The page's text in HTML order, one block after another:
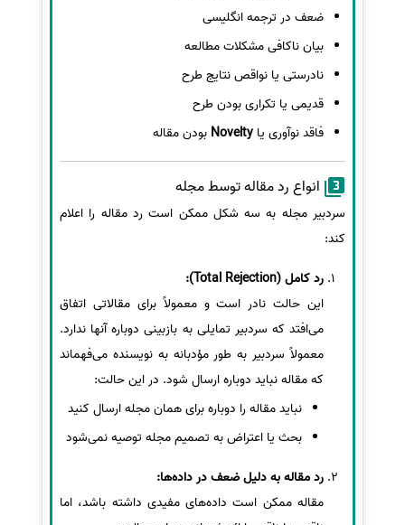
ضعف در ترجمه انگلیسی
بیان ناکافی مشکلات مطالعه
نادرستی یا نواقص نتایج طرح
قدیمی یا تکراری بودن طرح
فاقد نوآوری یا Novelty بودن مقاله
انواع رد مقاله توسط مجله
سردبیر مجله به سه شکل ممکن است رد مقاله را اعلام
کند:
رد کامل (Total Rejection):
این حالت نادر است و معمولاً برای مقالاتی اتفاق
می‌افتد که سردبیر تمایلی به بازبینی دوباره آنها ندارد.
معمولاً سردبیر به طور مؤدبانه به نویسنده می‌فهماند
که مقاله نباید دوباره ارسال شود. در این حالت:
نباید مقاله را دوباره برای همان مجله ارسال کنید
بحث یا اعتراض به تصمیم مجله توصیه نمی‌شود
رد مقاله به دلیل ضعف در داده‌ها:
مقاله ممکن است داده‌های مفیدی داشته باشد، اما